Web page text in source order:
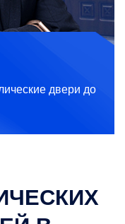
двери до